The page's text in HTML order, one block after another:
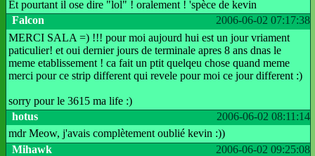
Et pourtant il ose dire "lol" ! oralement ! 'spèce de kevin
2006-06-02 07:17:38
Falcon
MERCI SALA =) !!! pour moi aujourd hui est un jour vriament
paticulier! et oui dernier jours de terminale apres 8 ans dnas le
meme etablissement ! ca fait un ptit quelqeu chose quand meme
merci pour ce strip different qui revele pour moi ce jour different :)
sorry pour le 3615 ma life :)
2006-06-02 08:11:14
hotus
mdr Meow, j'avais complètement oublié kevin :))
2006-06-02 09:25:08
Mihawk